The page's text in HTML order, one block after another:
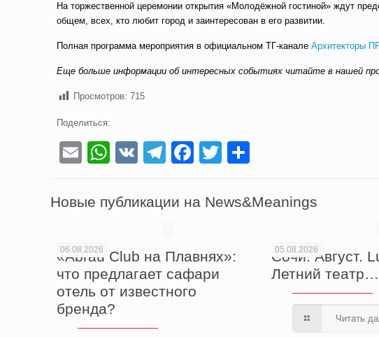
На торжественной церемонии открытия «Молодёжной гостиной» ждут
общем, всех, кто любит город и заинтересован в его развитии.
Полная программа мероприятия в официальном ТГ-каналеАрхитекторы
Еще больше информации об интересных событиях читайте в нашей
Просмотров: 715
Поделиться:
EmailWhatsApp
VK Telegram
Facebook
Twitter
Новые публикации на News&Meanings
06.08.2026
«Abrau Club на Плавнях»:
что предлагает сафари
отель от известного
бренда?
05.08.2026
Сочи. Август.
Летний театр…
Читать